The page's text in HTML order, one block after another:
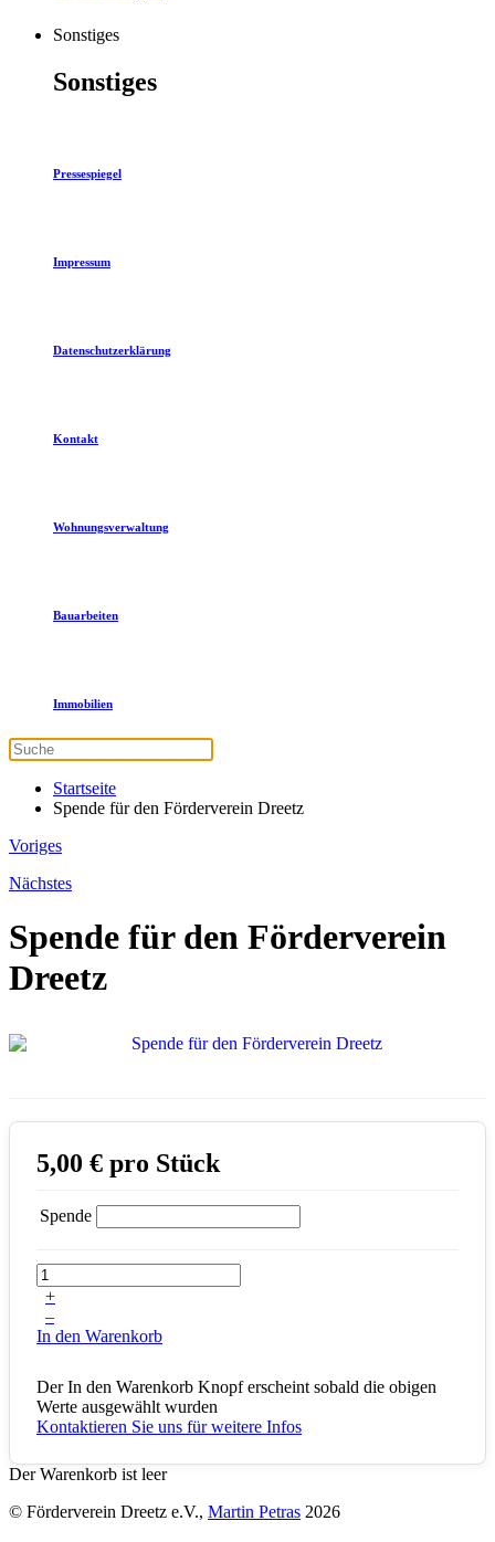
Sonstiges
Sonstiges
Pressespiegel
Impressum
Datenschutzerklärung
Kontakt
Wohnungsverwaltung
Bauarbeiten
Immobilien
Startseite
Spende für den Förderverein Dreetz
Voriges
Nächstes
Spende für den Förderverein
Dreetz
5,00 € pro Stück
Spende
+
–
In den Warenkorb
Der In den Warenkorb Knopf erscheint sobald die obigen
Werte ausgewählt wurden
Kontaktieren Sie uns für weitere Infos
Der Warenkorb ist leer
© Förderverein Dreetz e.V., Martin Petras 2026